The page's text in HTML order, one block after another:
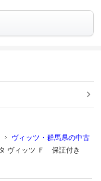
ヴィッツ・群馬県の中古
ヴィッツ Ｆ 保証付き